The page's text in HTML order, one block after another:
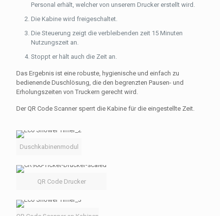
Personal erhält, welcher von unserem Drucker erstellt wird.
Die Kabine wird freigeschaltet.
Die Steuerung zeigt die verbleibenden zeit 15 Minuten
Nutzungszeit an.
Stoppt er hält auch die Zeit an.
Das Ergebnis ist eine robuste, hygienische und einfach zu
bedienende Duschlösung, die den begrenzten Pausen- und
Erholungszeiten von Truckern gerecht wird.
Der QR Code Scanner sperrt die Kabine für die eingestellte Zeit.
Duschkabinenmodul
QR Code Drucker